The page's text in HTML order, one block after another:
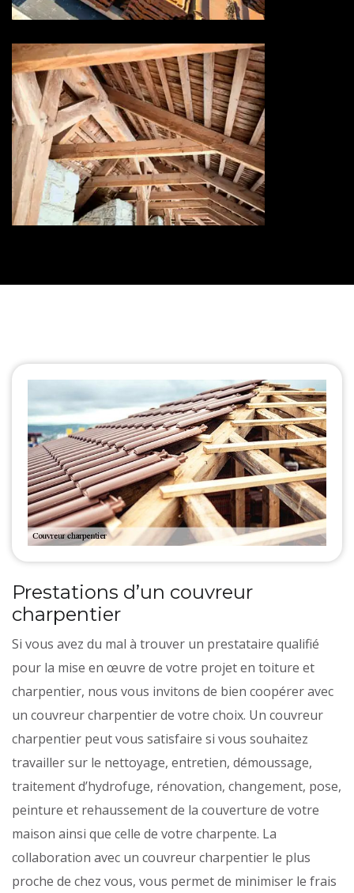
Traitement de charpente 73
Savoie
Prestations d’un couvreur
charpentier
Si vous avez du mal à trouver un prestataire qualifié
pour la mise en œuvre de votre projet en toiture et
charpentier, nous vous invitons de bien coopérer avec
un couvreur charpentier de votre choix. Un couvreur
charpentier peut vous satisfaire si vous souhaitez
travailler sur le nettoyage, entretien, démoussage,
traitement d’hydrofuge, rénovation, changement, pose,
peinture et rehaussement de la couverture de votre
maison ainsi que celle de votre charpente. La
collaboration avec un couvreur charpentier le plus
proche de chez vous, vous permet de minimiser le frais